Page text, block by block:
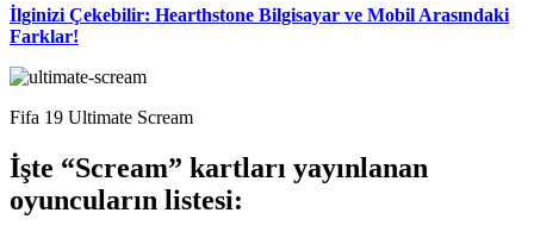
İlginizi Çekebilir: Hearthstone Bilgisayar ve Mobil Arasındaki
Farklar!
Fifa 19 Ultimate Scream
İşte “Scream” kartları yayınlanan
oyuncuların listesi: